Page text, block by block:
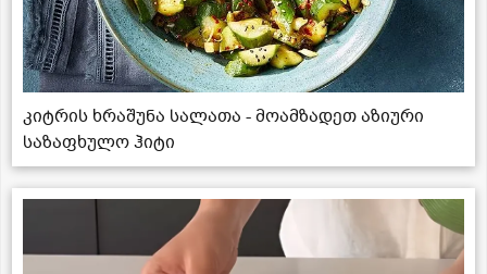
კიტრის ხრაშუნა სალათა - მოამზადეთ აზიური
საზაფხულო ჰიტი